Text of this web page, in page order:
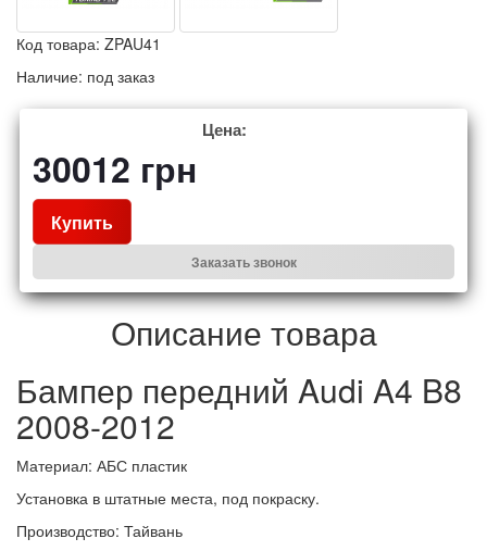
Код товара: ZPAU41
Наличие: под заказ
Цена:
30012 грн
Купить
Заказать звонок
Описание товара
Бампер передний Audi A4 B8
2008-2012
Материал: АБС пластик
Установка в штатные места, под покраску.
Производство: Тайвань